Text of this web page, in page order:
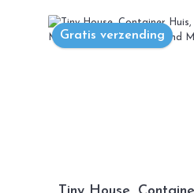
Gratis verzending